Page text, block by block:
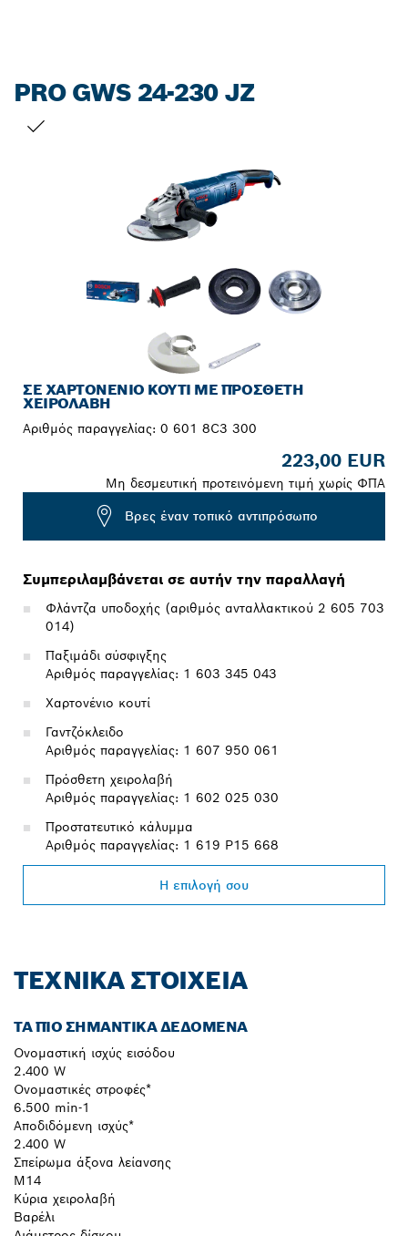
PRO GWS 24-230 JZ
ΣΕ ΧΑΡΤΟΝΈΝΙΟ ΚΟΥΤΊ ΜΕ ΠΡΌΣΘΕΤΗ
ΧΕΙΡΟΛΑΒΉ
Αριθμός παραγγελίας: 0 601 8C3 300
223,00 EUR
Μη δεσμευτική προτεινόμενη τιμή χωρίς ΦΠΑ
Βρες έναν τοπικό αντιπρόσωπο
Συμπεριλαμβάνεται σε αυτήν την παραλλαγή
Φλάντζα υποδοχής (αριθμός ανταλλακτικού 2 605 703
014)
Παξιμάδι σύσφιγξης
Αριθμός παραγγελίας: 1 603 345 043
Χαρτονένιο κουτί
Γαντζόκλειδο
Αριθμός παραγγελίας: 1 607 950 061
Πρόσθετη χειρολαβή
Αριθμός παραγγελίας: 1 602 025 030
Προστατευτικό κάλυμμα
Αριθμός παραγγελίας: 1 619 P15 668
Η επιλογή σου
ΤΕΧΝΙΚΆ ΣΤΟΙΧΕΊΑ
ΤΑ ΠΙΟ ΣΗΜΑΝΤΙΚΆ ΔΕΔΟΜΈΝΑ
Ονομαστική ισχύς εισόδου
2.400 W
Ονομαστικές στροφές*
6.500 min-1
Αποδιδόμενη ισχύς*
2.400 W
Σπείρωμα άξονα λείανσης
M14
Κύρια χειρολαβή
Βαρέλι